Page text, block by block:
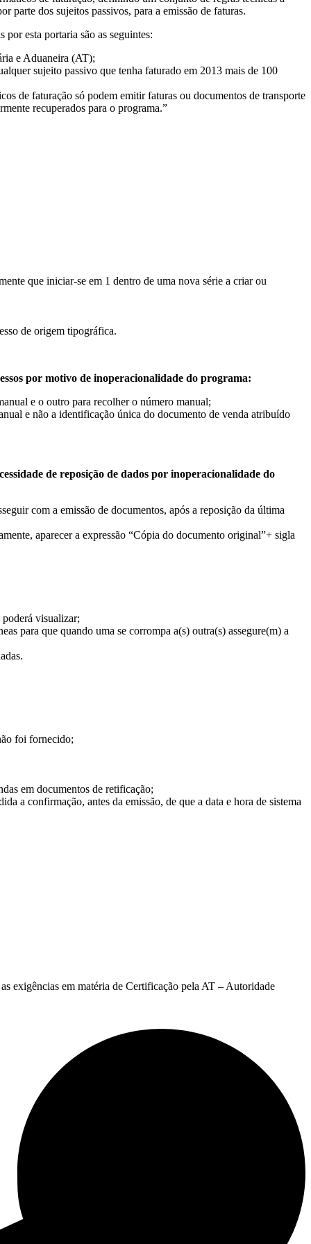
parte dos sujeitos passivos, para a emissão de faturas.
esta portaria são as seguintes:
e Aduaneira (AT);
sujeito passivo que tenha faturado em 2013 mais de 100
de faturação só podem emitir faturas ou documentos de transporte
recuperados para o programa.”
que iniciar-se em 1 dentro de uma nova série a criar ou
de origem tipográfica.
por motivo de inoperacionalidade do programa:
e o outro para recolher o número manual;
e não a identificação única do documento de venda atribuído
de reposição de dados por inoperacionalidade do
com a emissão de documentos, após a reposição da última
aparecer a expressão “Cópia do documento original”+ sigla
visualizar;
para que quando uma se corrompa a(s) outra(s) assegure(m) a
foi fornecido;
em documentos de retificação;
a confirmação, antes da emissão, de que a data e hora de sistema
exigências em matéria de Certificação pela AT – Autoridade